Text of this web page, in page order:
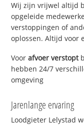
Wij zijn vrijwel altijd
opgeleide
verstoppingen of
oplossen. Altijd voor
Voorafvoer verstopt
hebben 24/7
omgeving
Jarenlange ervaring
Loodgieter Lelystad